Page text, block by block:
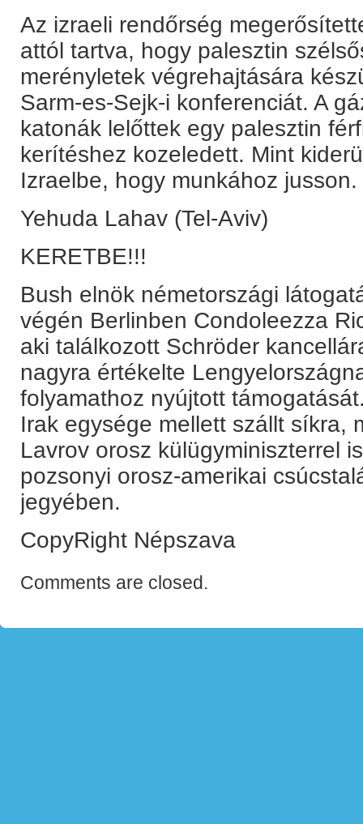
Az izraeli rendőrség
attól tartva, hogy palesztin
merényletek végrehajtására
Sarm-es-Sejk-i konferenciát. A
katonák lelőttek egy palesztin
kerítéshez kozeledett. Mint
Izraelbe, hogy munkához jusson.
Yehuda Lahav (Tel-Aviv)
KERETBE!!!
Bush elnök németországi
végén Berlinben Condoleezza
aki találkozott Schröder
nagyra értékelte
folyamathoz nyújtott
Irak egysége mellett szállt síkra,
Lavrov orosz külügyminiszterrel
pozsonyi orosz-amerikai
jegyében.
CopyRight Népszava
Comments are closed.